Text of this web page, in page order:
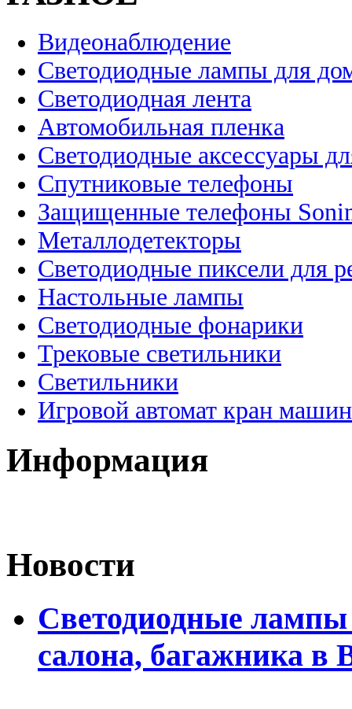
Видеонаблюдение
Светодиодные лампы для
Светодиодная лента
Автомобильная пленка
Светодиодные аксессуары
Спутниковые телефоны
Защищенные телефоны
Металлодетекторы
Светодиодные пиксели для
Настольные лампы
Светодиодные фонарики
Трековые светильники
Светильники
Игровой автомат кран
Информация
Новости
Светодиодные лампы
салона, багажника в